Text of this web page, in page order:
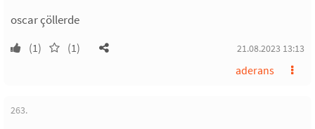
oscar çöllerde
(1) (1) 21.08.2023 13:13
aderans
263.